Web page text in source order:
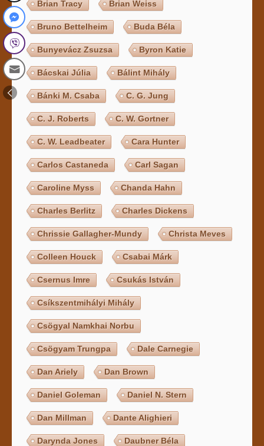
Brian Tracy Brian Weiss
Bruno Bettelheim Buda Béla
Bunyevácz Zsuzsa Byron Katie
Bácskai Júlia Bálint Mihály
Bánki M. Csaba C. G. Jung
C. J. Roberts C. W. Gortner
C. W. Leadbeater Cara Hunter
Carlos Castaneda Carl Sagan
Caroline Myss Chanda Hahn
Charles Berlitz Charles Dickens
Chrissie Gallagher-Mundy Christa Meves
Colleen Houck Csabai Márk
Csernus Imre Csukás István
Csíkszentmihályi Mihály
Csögyal Namkhai Norbu
Csögyam Trungpa Dale Carnegie
Dan Ariely Dan Brown
Daniel Goleman Daniel N. Stern
Dan Millman Dante Alighieri
Darynda Jones Daubner Béla